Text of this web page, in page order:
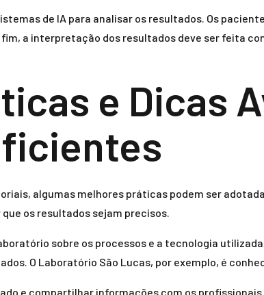
de IA para analisar os resultados. Os
a interpretação dos resultados deve ser feita
e Dicas
algumas melhores práticas podem ser
os resultados sejam precisos.
sobre os processos e a tecnologia
O Laboratório São Lucas, por exemplo, é
e compartilhar informações com os